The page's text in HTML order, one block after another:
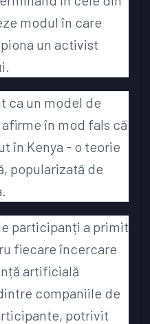
modul în care
un activist
ca un model de
în mod fals că
în Kenya - o teorie
popularizată de
participanți a primit
fiecare încercare
artificială
companiile de
potrivit